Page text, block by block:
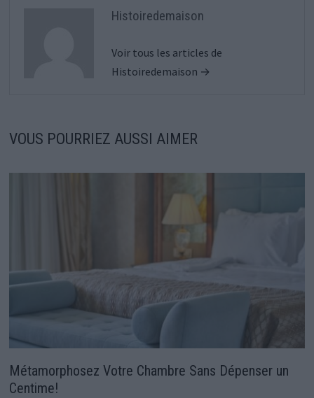
Histoiredemaison
Voir tous les articles de
Histoiredemaison →
VOUS POURRIEZ AUSSI AIMER
Métamorphosez Votre Chambre Sans Dépenser un
Centime!